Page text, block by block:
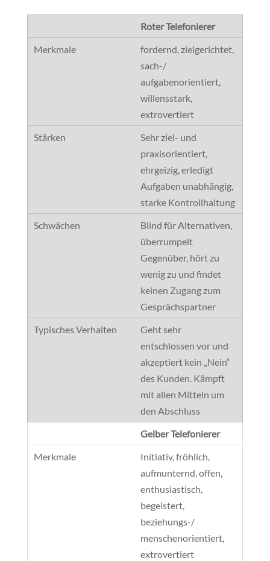
Roter Telefonierer
fordernd, zielgerichtet,
sach-/
aufgabenorientiert,
willensstark,
extrovertiert
Sehr ziel- und
praxisorientiert,
ehrgeizig, erledigt
Aufgaben unabhängig,
starke Kontrollhaltung
Blind für Alternativen,
überrumpelt
Gegenüber, hört zu
wenig zu und findet
keinen Zugang zum
Gesprächspartner
Geht sehr
entschlossen vor und
akzeptiert kein „Nein“
des Kunden. Kämpft
mit allen Mitteln um
den Abschluss
Gelber Telefonierer
Initiativ, fröhlich,
aufmunternd, offen,
enthusiastisch,
begeistert,
beziehungs-/
menschenorientiert,
extrovertiert